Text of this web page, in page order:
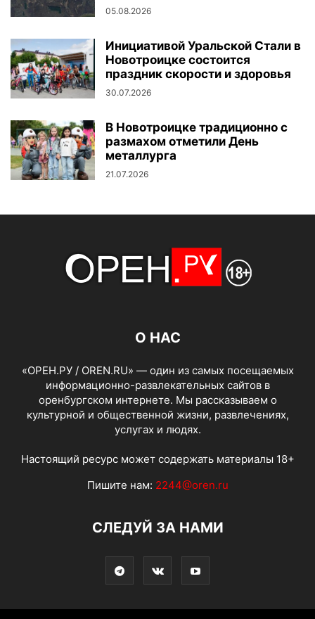
05.08.2026
Инициативой Уральской Стали в
Новотроицке состоится
праздник скорости и здоровья
30.07.2026
В Новотроицке традиционно с
размахом отметили День
металлурга
21.07.2026
О НАС
«ОРЕН.РУ / OREN.RU» — один из самых посещаемых
информационно-развлекательных сайтов в
оренбургском интернете. Мы рассказываем о
культурной и общественной жизни, развлечениях,
услугах и людях.
Настоящий ресурс может содержать материалы 18+
Пишите нам: 2244@oren.ru
СЛЕДУЙ ЗА НАМИ